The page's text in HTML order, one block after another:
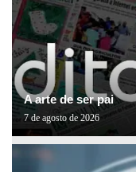
A arte de ser pai
7 de agosto de 2026